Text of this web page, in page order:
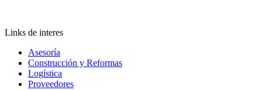
Links de interes
Asesoría
Construcción y Reformas
Logística
Proveedores